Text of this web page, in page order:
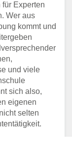
Experten
Wer aus
kommt und
und viele
sich also,
eigenen
selten